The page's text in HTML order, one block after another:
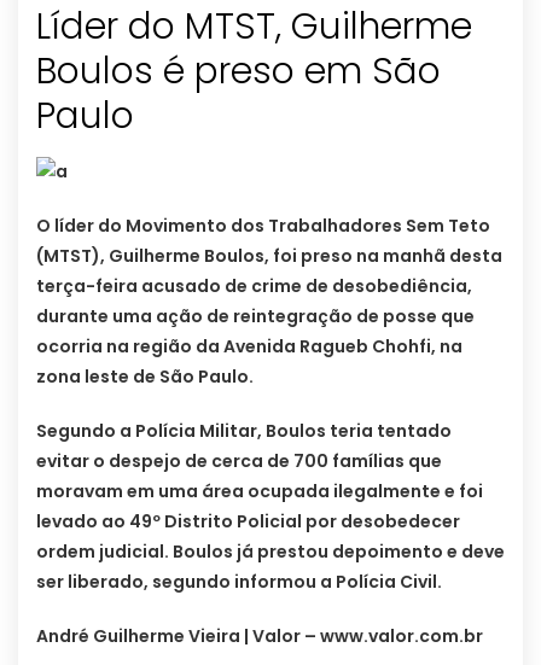
Líder do MTST, Guilherme
Boulos é preso em São
Paulo
O líder do Movimento dos Trabalhadores Sem Teto
(MTST), Guilherme Boulos, foi preso na manhã desta
terça-feira acusado de crime de desobediência,
durante uma ação de reintegração de posse que
ocorria na região da Avenida Ragueb Chohfi, na
zona leste de São Paulo.
Segundo a Polícia Militar, Boulos teria tentado
evitar o despejo de cerca de 700 famílias que
moravam em uma área ocupada ilegalmente e foi
levado ao 49º Distrito Policial por desobedecer
ordem judicial. Boulos já prestou depoimento e deve
ser liberado, segundo informou a Polícia Civil.
André Guilherme Vieira | Valor – www.valor.com.br